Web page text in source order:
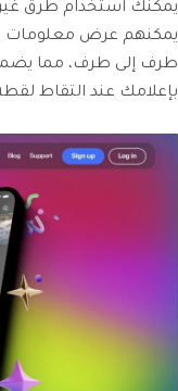
يمكنك استخدام طرق غير
يمكنهم عرض معلومات
بإعلامك عند التقاط